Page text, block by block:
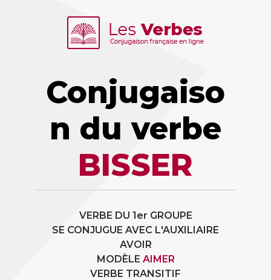
Conjugaiso
n du verbe
BISSER
VERBE DU 1er GROUPE
SE CONJUGUE AVEC L'AUXILIAIRE
AVOIR
MODÈLE AIMER
VERBE TRANSITIF